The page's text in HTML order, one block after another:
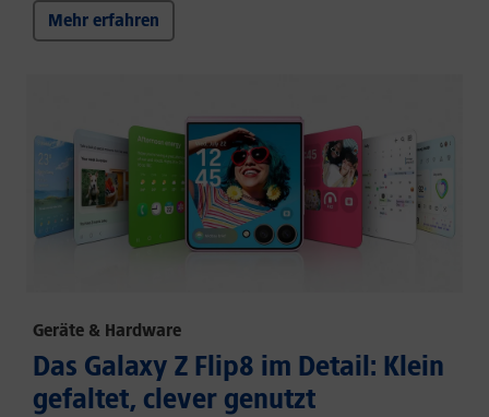
Mehr erfahren
Geräte & Hardware
Das Galaxy Z Flip8 im Detail: Klein
gefaltet, clever genutzt